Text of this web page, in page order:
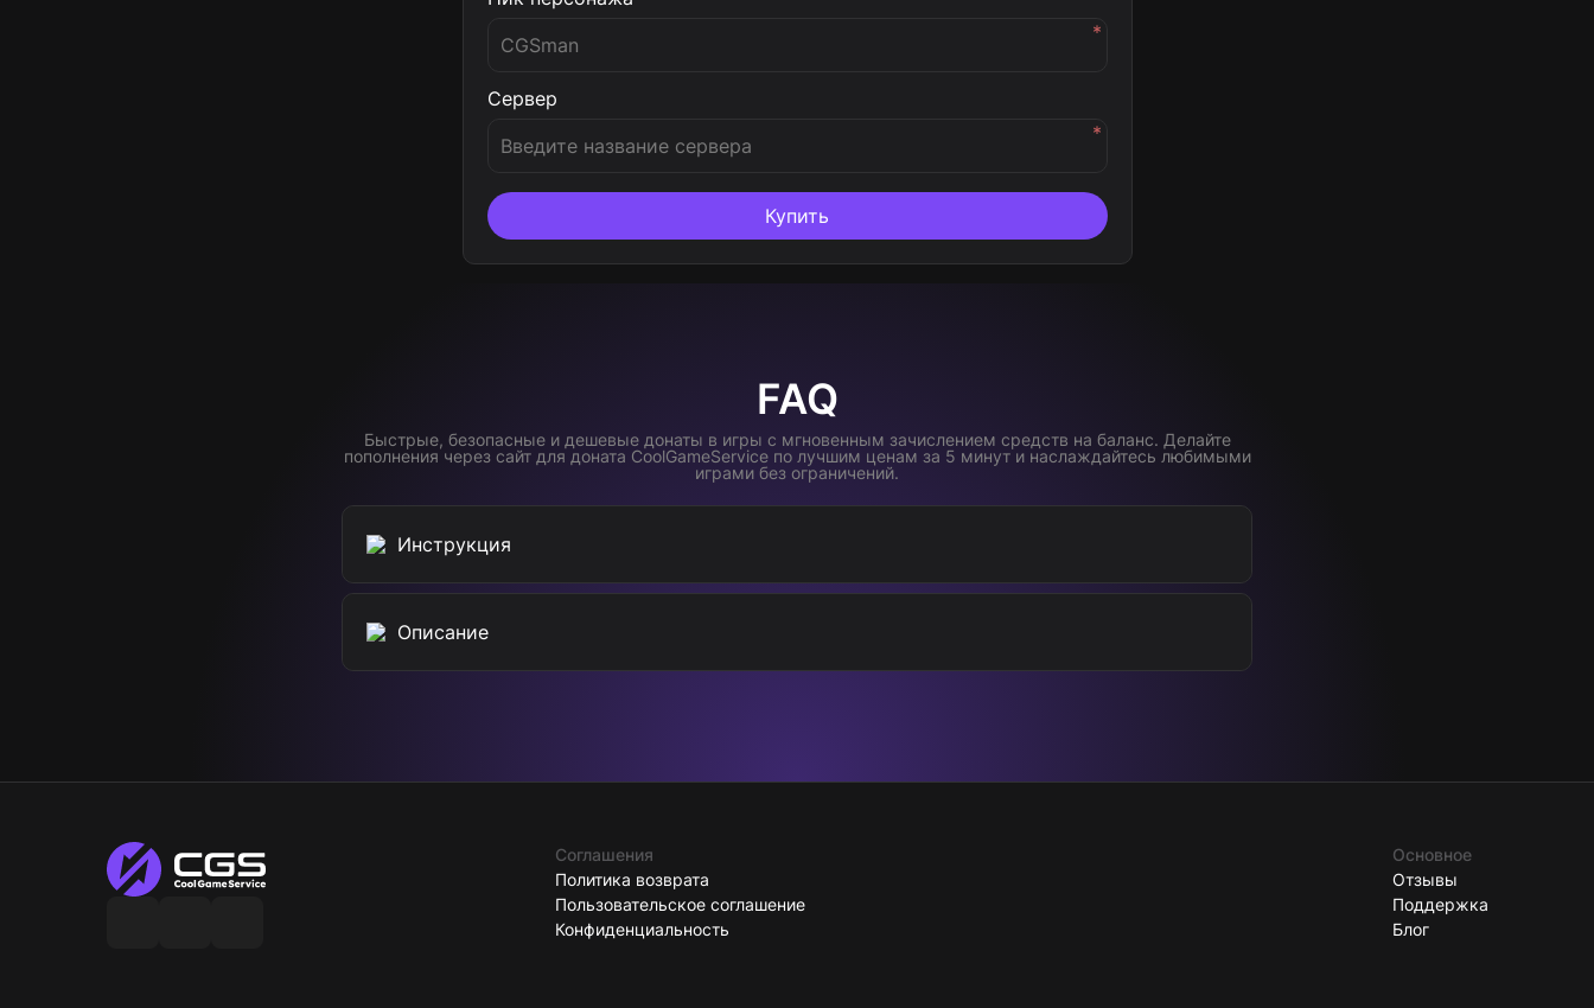
World of Tanks Blitz (WoT)
Raid: Shadow Legends
mo.co
*
Сервер
*
Купить
FAQ
Быстрые, безопасные и дешевые донаты в игры с мгновенным зачислением средств на баланс. Делайте
пополнения через сайт для доната CoolGameService по лучшим ценам за 5 минут и наслаждайтесь любимыми
играми без ограничений.
Инструкция
Описание
Соглашения
Политика возврата
Пользовательское соглашение
Конфиденциальность
Основное
Отзывы
Поддержка
Блог